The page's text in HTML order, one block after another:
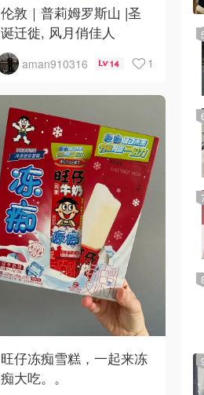
伦敦｜普莉姆罗斯山 |圣
诞迁徙, 风月俏佳人
aman910316 14 1
旺仔冻痴雪糕，一起来冻
痴大吃。。